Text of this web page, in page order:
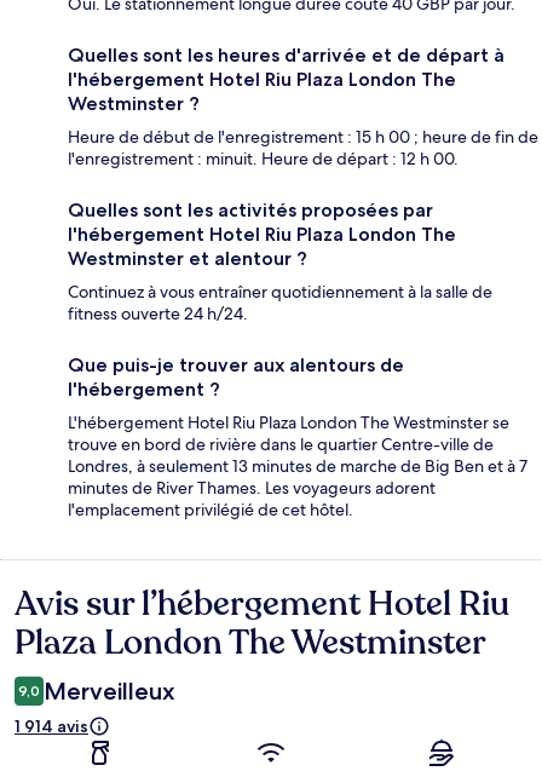
Quelles sont les heures d'arrivée et de départ à
l'hébergement Hotel Riu Plaza London The
Westminster ?
Heure de début de l'enregistrement : 15 h 00 ; heure de fin de
l'enregistrement : minuit. Heure de départ : 12 h 00.
Quelles sont les activités proposées par
l'hébergement Hotel Riu Plaza London The
Westminster et alentour ?
Continuez à vous entraîner quotidiennement à la salle de
fitness ouverte 24 h/24.
Que puis-je trouver aux alentours de
l'hébergement ?
L'hébergement Hotel Riu Plaza London The Westminster se
trouve en bord de rivière dans le quartier Centre-ville de
Londres, à seulement 13 minutes de marche de Big Ben et à 7
minutes de River Thames. Les voyageurs adorent
l'emplacement privilégié de cet hôtel.
Avis
Avis sur l’hébergement Hotel Riu
Plaza London The Westminster
9,0 Merveilleux
1 914 avis